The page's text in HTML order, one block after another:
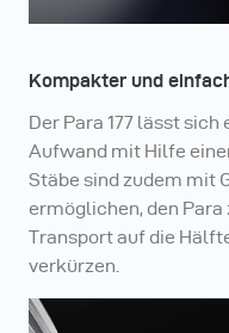
Kompakter und
Der Para 177 lässt
Aufwand mit Hilfe
Stäbe sind zudem mit
ermöglichen, den
Transport auf die
verkürzen.